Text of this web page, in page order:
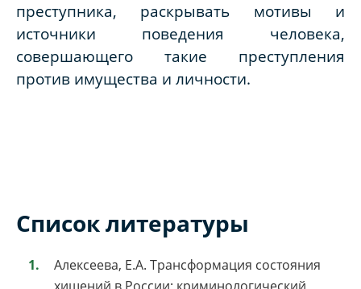
преступника, раскрывать мотивы и
источники поведения человека,
совершающего такие преступления
против имущества и личности.
Список литературы
Алексеева, Е.А. Трансформация состояния